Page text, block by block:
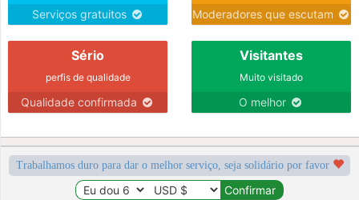
Serviços gratuitos Moderadores que escutam
Sério
perfis de qualidade
Qualidade confirmada
Visitantes
Muito visitado
O melhor
Trabalhamos duro para dar o melhor serviço, seja solidário por favor